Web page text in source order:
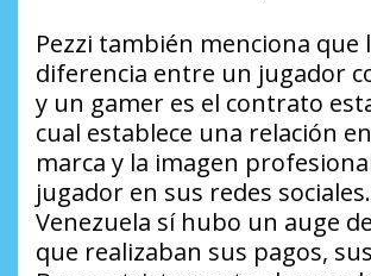
Pezzi también menciona que
diferencia entre un jugador
y un gamer es el contrato
cual establece una relación
marca y la imagen
jugador en sus redes sociales.
Venezuela sí hubo un auge
que realizaban sus pagos,